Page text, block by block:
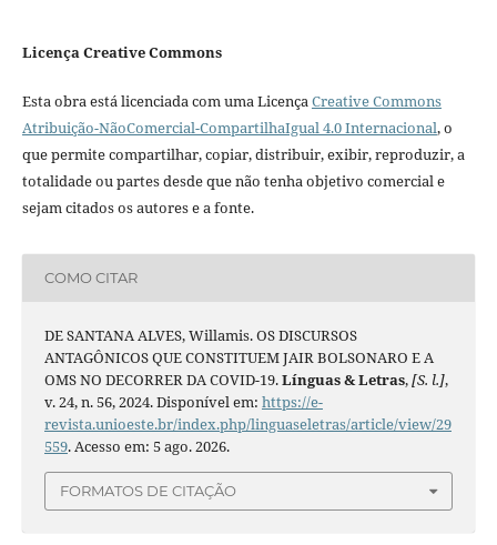
Licença Creative Commons
Esta obra está licenciada com uma LicençaCreative Commons
Atribuição-NãoComercial-CompartilhaIgual 4.0 Internacional, o
que permite compartilhar, copiar, distribuir, exibir, reproduzir, a
totalidade ou partes desde que não tenha objetivo comercial e
sejam citados os autores e a fonte.
COMO CITAR
DE SANTANA ALVES, Willamis. OS DISCURSOS
ANTAGÔNICOS QUE CONSTITUEM JAIR BOLSONARO E A
OMS NO DECORRER DA COVID-19.Línguas & Letras,[S. l.],
v. 24, n. 56, 2024. Disponível em: https://e-
revista.unioeste.br/index.php/linguaseletras/article/view/29
559. Acesso em: 5 ago. 2026.
FORMATOS DE CITAÇÃO